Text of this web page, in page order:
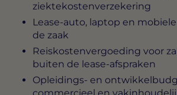
ziektekostenverzekering
Lease-auto, laptop en
de zaak
Reiskostenvergoeding voor
buiten de lease-afspraken
Opleidings- en